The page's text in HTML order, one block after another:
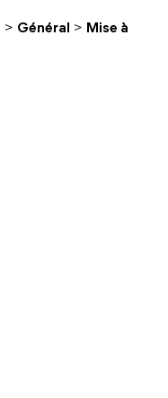
> Général > Mise à